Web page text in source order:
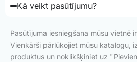
Kā veikt pasūtījumu?
Pasūtījuma iesniegšana mūsu vietnē
Vienkārši pārlūkojiet mūsu katalogu,
produktus un noklikšķiniet uz